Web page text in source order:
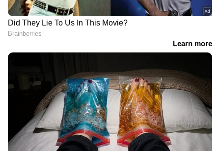
ലഭിക്കാൻAsianet News Malayalam